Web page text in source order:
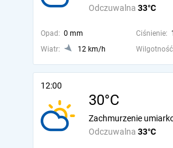
Odczuwalna 33°C
Opad: 0 mm Ciśnienie:
Wiatr:
12 km/h
12:00
30°C
Odczuwalna 33°C
Zachmurzenie